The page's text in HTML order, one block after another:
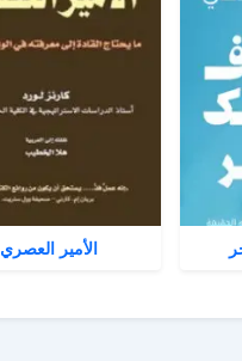
الأمير العصري